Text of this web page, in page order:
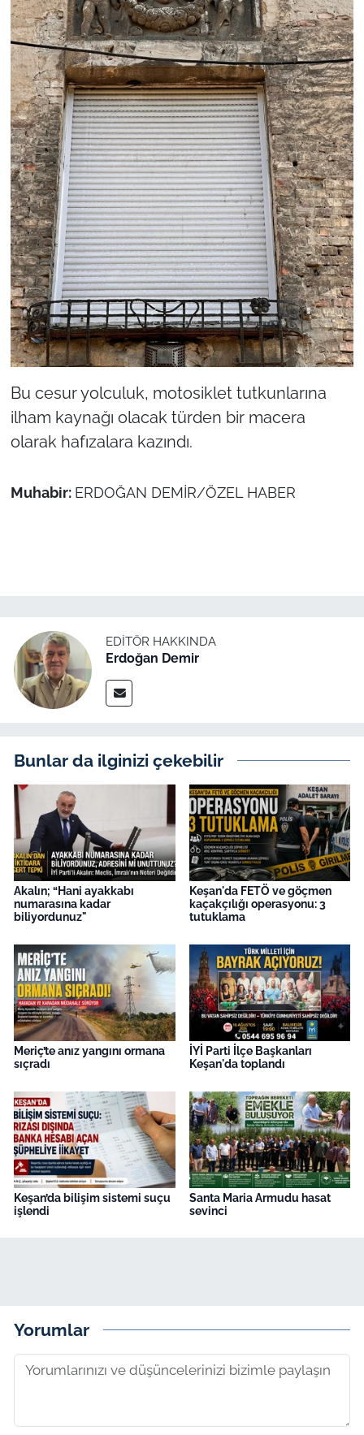
Bu cesur yolculuk, motosiklet tutkunlarına
ilham kaynağı olacak türden bir macera
olarak hafızalara kazındı.
Muhabir: ERDOĞAN DEMİR/ÖZEL HABER
EDITÖR HAKKINDA
Erdoğan Demir
Bunlar da ilginizi çekebilir
Akalın; “Hani ayakkabı
numarasına kadar
biliyordunuz"
Keşan'da FETÖ ve göçmen
kaçakçılığı operasyonu: 3
tutuklama
Meriç’te anız yangını ormana
sıçradı
İYİ Parti İlçe Başkanları
Keşan'da toplandı
Keşan’da bilişim sistemi suçu
işlendi
Santa Maria Armudu hasat
sevinci
Yorumlar